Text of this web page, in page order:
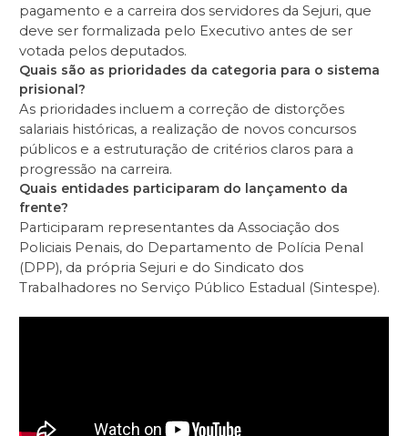
pagamento e a carreira dos servidores da Sejuri, que
deve ser formalizada pelo Executivo antes de ser
votada pelos deputados.
Quais são as prioridades da categoria para o sistema
prisional?
As prioridades incluem a correção de distorções
salariais históricas, a realização de novos concursos
públicos e a estruturação de critérios claros para a
progressão na carreira.
Quais entidades participaram do lançamento da
frente?
Participaram representantes da Associação dos
Policiais Penais, do Departamento de Polícia Penal
(DPP), da própria Sejuri e do Sindicato dos
Trabalhadores no Serviço Público Estadual (Sintespe).